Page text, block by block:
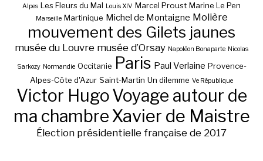
Alpes Les Fleurs du Mal Louis XIV Marcel Proust Marine Le Pen
Marseille Martinique Michel de Montaigne Molière
mouvement des Gilets jaunes
musée du Louvre musée d’Orsay Napoléon Bonaparte Nicolas
Sarkozy Normandie Occitanie Paris Paul Verlaine Provence-
Alpes-Côte d'Azur Saint-Martin Un dilemme Ve République
Victor HugoVoyage autour de
ma chambreXavier de Maistre
Élection présidentielle française de 2017